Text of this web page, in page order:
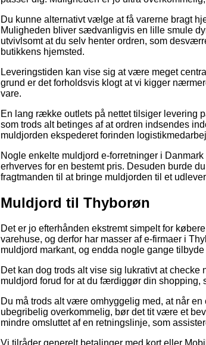
Du kunne alternativt vælge at få varerne bragt
Muligheden bliver sædvanligvis en lille smule
utvivlsomt at du selv henter ordren, som
butikkens hjemsted.
Leveringstiden kan vise sig at være meget
grund er det forholdsvis klogt at vi kigger
vare.
En lang række outlets på nettet tilsiger levering
som trods alt betinges af at ordren indsendes
muldjorden ekspederet forinden
Nogle enkelte muldjord e-forretninger i
erhverves for en bestemt pris. Desuden burde
fragtmanden til at bringe muldjorden til et
Muldjord til Thyborøn
Det er jo efterhånden ekstremt simpelt for
varehuse, og derfor har masser af e-firmaer i
muldjord markant, og endda nogle gange
Det kan dog trods alt vise sig lukrativt at
muldjord forud for at du færdiggør din shopping,
Du må trods alt være omhyggelig med, at når
ubegribelig overkommelig, bør det tit være et
mindre omsluttet af en retningslinje, som
Vi tilråder generelt betalinger med kort eller